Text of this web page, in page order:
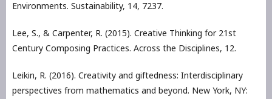
Environments. Sustainability, 14, 7237.
Lee, S., & Carpenter, R. (2015). Creative Thinking for 21st
Century Composing Practices. Across the Disciplines, 12.
Leikin, R. (2016). Creativity and giftedness: Interdisciplinary
perspectives from mathematics and beyond. New York, NY: